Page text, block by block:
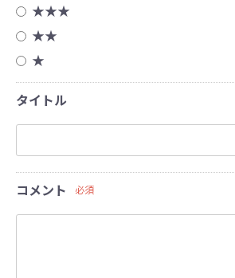
★★★
★★
★
タイトル
コメント 必須